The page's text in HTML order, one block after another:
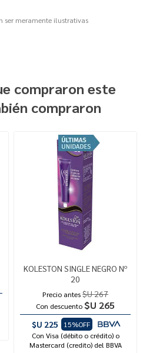
ser meramente ilustrativas
compraron este
compraron
KOLESTON SINGLE NEGRO Nº
20
Precio antes$U 267
Con descuento $U 265
$U 225
15%OFF
Con Visa (débito o crédito) o
Mastercard (credito) del BBVA